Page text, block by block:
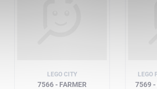
LEGO CITY
7566 - FARMER
LEGO
7569 -